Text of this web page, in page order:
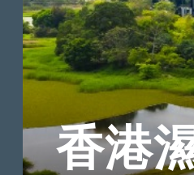
香港